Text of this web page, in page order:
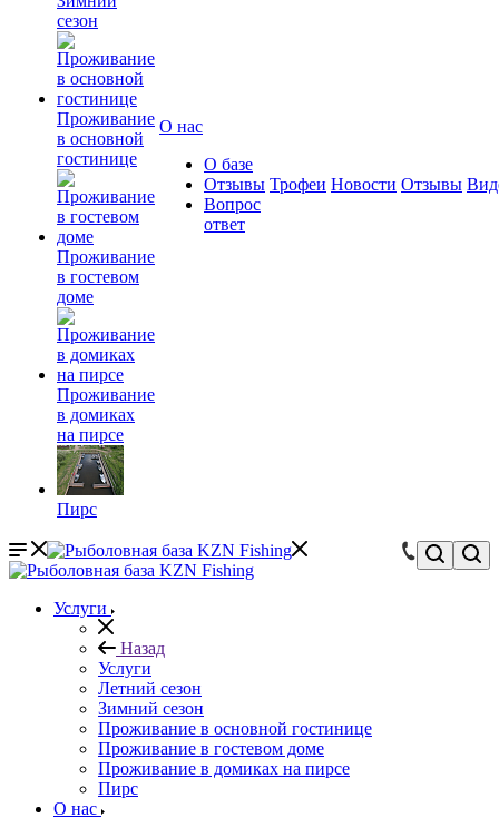
сезон
Проживание
в основной
гостинице
Проживание
в гостевом
доме
Проживание
в домиках
на пирсе
Пирс
О нас
О базе
Отзывы
Вопрос
ответ
Трофеи Новости Отзывы
Услуги
Назад
Услуги
Летний сезон
Зимний сезон
Проживание в основной гостинице
Проживание в гостевом доме
Проживание в домиках на пирсе
Пирс
О нас